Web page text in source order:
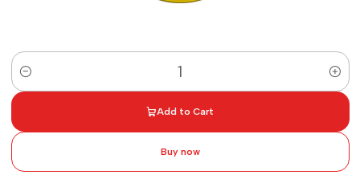
Quantity
Add to Cart
Buy now